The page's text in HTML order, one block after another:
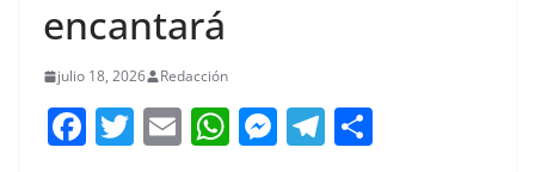
encantará
julio 18, 2026 Redacción
F T E W M T